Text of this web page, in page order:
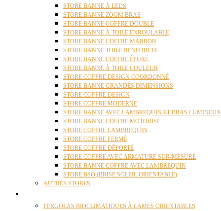
STORE BANNE À LEDS
STORE BANNE ZOOM BRAS
STORE BANNE COFFRE DOUBLE
STORE BANNE À TOILE ENROULABLE
STORE BANNE COFFRE MARRON
STORE BANNE TOILE RENFORCEE
STORE BANNE COFFRE ÉPURÉ
STORE BANNE À TOILE COULEUR
STORE COFFRE DESIGN COORDONNÉ
STORE BANNE GRANDES DIMENSIONS
STORE COFFRE DESIGN
STORE COFFRE MODERNE
STORE BANNE AVEC LAMBREQUIN ET BRAS LUMINEUX
STORE BANNE COFFRE MOTORISÉ
STORE COFFRE LAMBREQUIN
STORE COFFRE FERMÉ
STORE COFFRE DÉPORTÉ
STORE COFFRE AVEC ARMATURE SUR-MESURE
STORE BANNE COFFRE AVEC LAMBREQUIN
STORE BSO (BRISE SOLEIL ORIENTABLE)
AUTRES STORES
PERGOLAS BIOCLIMATIQUES À LAMES ORIENTABLES